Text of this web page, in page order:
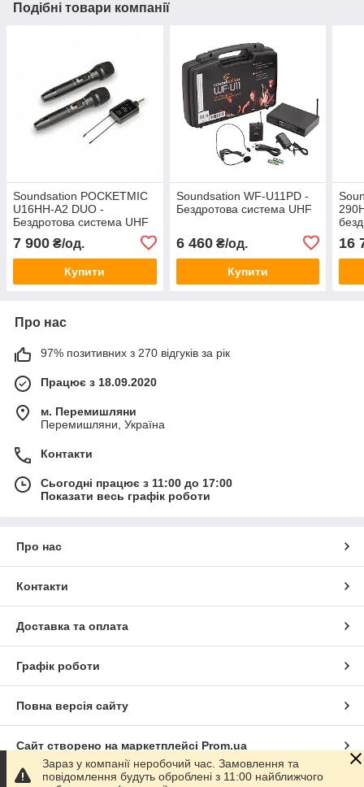
Подібні товари компанії
Soundsation POCKETMIC
U16HH-A2 DUO -
Бездротова система UHF
7 900 ₴/од.
Купити
Soundsation WF-U11PD -
Бездротова система UHF
6 460₴/од.
Купити
16
Про нас
97% позитивних з 270 відгуків за рік
Працює з 18.09.2020
м. Перемишляни
Перемишляни, Україна
Контакти
Сьогодні працює з 11:00 до 17:00
Показати весь графік роботи
Про нас
Контакти
Доставка та оплата
Графік роботи
Повна версія сайту
Сайт створено на маркетплейсі Prom.ua
Зараз у компанії неробочий час. Замовлення та
повідомлення будуть оброблені з 11:00 найближчого